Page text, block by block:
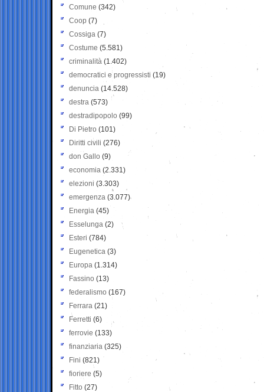
Comune (342)
Coop (7)
Cossiga (7)
Costume (5.581)
criminalità (1.402)
democratici e progressisti (19)
denuncia (14.528)
destra (573)
destradipopolo (99)
Di Pietro (101)
Diritti civili (276)
don Gallo (9)
economia (2.331)
elezioni (3.303)
emergenza (3.077)
Energia (45)
Esselunga (2)
Esteri (784)
Eugenetica (3)
Europa (1.314)
Fassino (13)
federalismo (167)
Ferrara (21)
Ferretti (6)
ferrovie (133)
finanziaria (325)
Fini (821)
fioriere (5)
Fitto (27)